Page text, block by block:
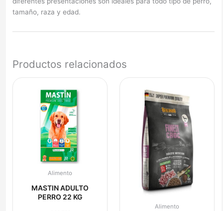
tamaño, raza y edad.
Productos relacionados
Alimento
MASTIN ADULTO
PERRO 22 KG
Alimento
precios:
desde
$9.950
hasta
$73.500